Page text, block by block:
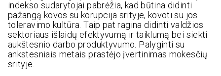
indekso sudarytojai pabrėžia, kad būtina didinti
pažangą kovos su korupcija srityje, kovoti su jos
toleravimo kultūra. Taip pat ragina didinti valdžios
sektoriaus išlaidų efektyvumą ir taiklumą bei siekti
aukštesnio darbo produktyvumo. Palyginti su
ankstesniais metais prastėjo įvertinimas mokesčių
srityje.